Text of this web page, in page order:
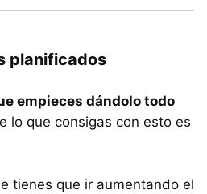
planificados
empieces dándolo todo
lo que consigas con esto es
tienes que ir aumentando el